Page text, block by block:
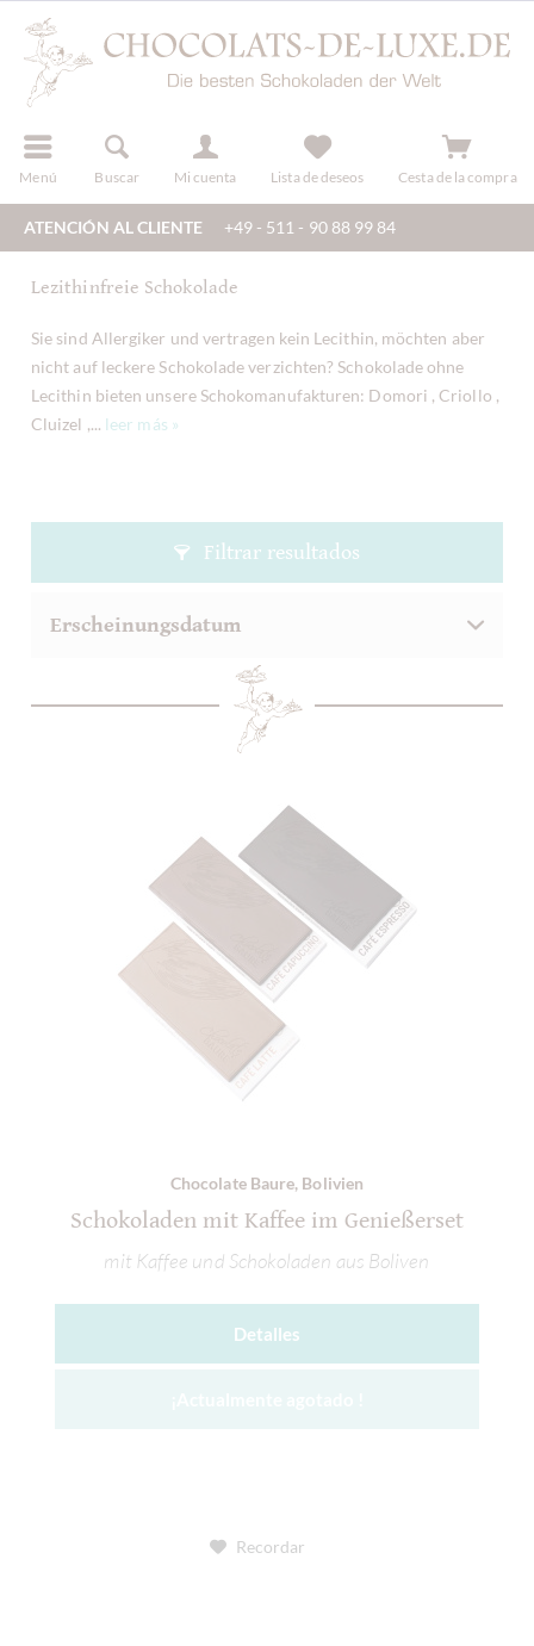
Menú Buscar Mi cuenta
registro Lista de deseos Cesta de la compra
ATENCIÓN AL CLIENTE +49 - 511 - 90 88 99 84
Lezithinfreie Schokolade
Sie sind Allergiker und vertragen kein Lecithin, möchten aber
nicht auf leckere Schokolade verzichten? Schokolade ohne
Lecithin bieten unsere Schokomanufakturen: Domori , Criollo ,
Cluizel ,... leer más »
Filtrar resultados
Chocolate Baure, Bolivien
Schokoladen mit Kaffee im Genießerset
mit Kaffee und Schokoladen aus Boliven
Detalles
Recordar